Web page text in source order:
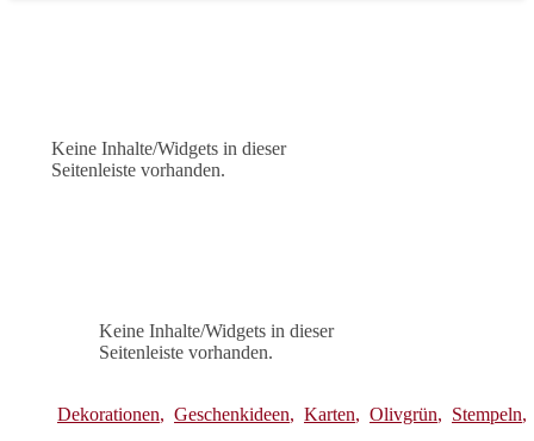
Keine Inhalte/Widgets in dieser
Seitenleiste vorhanden.
Keine Inhalte/Widgets in dieser
Seitenleiste vorhanden.
Dekorationen, Geschenkideen, Karten, Olivgrün, Stempeln